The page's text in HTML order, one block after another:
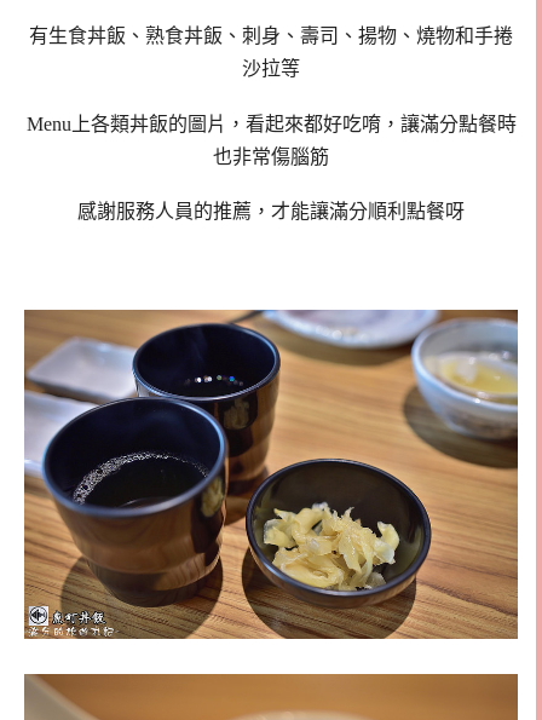
有生食丼飯、熟食丼飯、刺身、壽司、揚物、燒物和手捲
沙拉等
Menu上各類丼飯的圖片，看起來都好吃唷，讓滿分點餐時
也非常傷腦筋
感謝服務人員的推薦，才能讓滿分順利點餐呀